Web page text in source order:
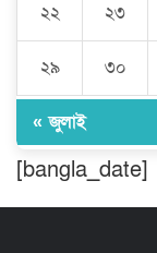
২২ ২৩
২৯ ৩০
« জুলাই
[bangla_date]